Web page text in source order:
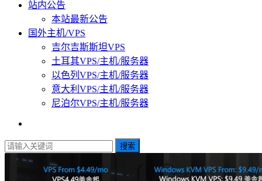
站内公告
本站最新公告
国外主机/VPS
吉尔吉斯斯坦VPS
土耳其VPS/主机/服务器
以色列VPS/主机/服务器
意大利VPS/主机/服务器
尼泊尔VPS/主机/服务器
搜索